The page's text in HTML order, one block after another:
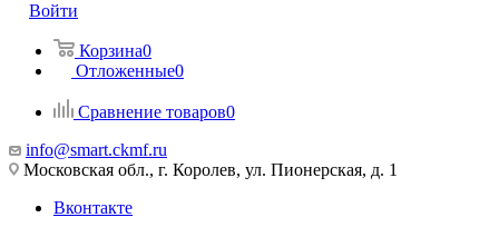
Войти
Корзина0
Отложенные0
Сравнение товаров0
info@smart.ckmf.ru
Московская обл., г. Королев, ул. Пионерская, д. 1
Вконтакте